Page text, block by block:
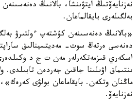
نەزنايەۆتىڭ ايتۋىنشا، بالانىڭ
بەلگىلەرى بايقالماعان.
«بالانىڭ دەنەسىنەن كۇشتەپ ءولتىرۋ
دەنەسى ەرتەڭ سوت- مەديتسينالىق
اسكەري قىزمەتكەرلەر مەن ت ج د
ىنتىماق اۋىلىنا جاقىن جەردەن تابىلدى.
ماڭنان وتكەن. بايقاماعان بولۋى
نەزنايەۆ.